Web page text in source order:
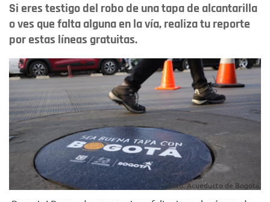
Si eres testigo del robo de una tapa de alcantarilla
o ves que falta alguna en la vía, realiza tu reporte
por estas líneas gratuitas.
Foto: Acueducto de Bogotá.